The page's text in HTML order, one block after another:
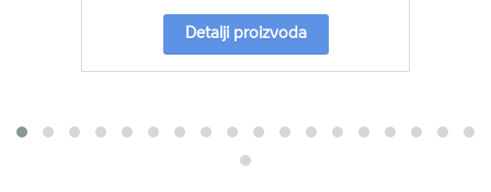
Detalji proizvoda